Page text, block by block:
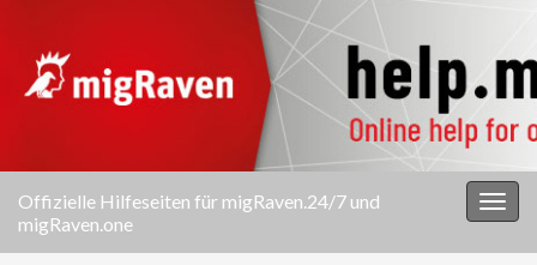
Offizielle Hilfeseiten für migRaven.24/7 und
migRaven.one